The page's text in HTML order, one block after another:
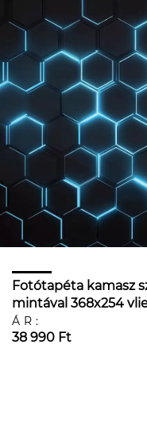
Fotótapéta kamasz
mintával 368x254
ÁR:
38 990 Ft